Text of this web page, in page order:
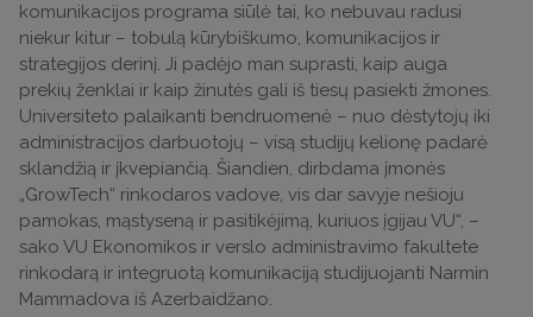
komunikacijos programa siūlė tai, ko nebuvau radusi
niekur kitur – tobulą kūrybiškumo, komunikacijos ir
strategijos derinį. Ji padėjo man suprasti, kaip auga
prekių ženklai ir kaip žinutės gali iš tiesų pasiekti žmones.
Universiteto palaikanti bendruomenė – nuo dėstytojų iki
administracijos darbuotojų – visą studijų kelionę padarė
sklandžią ir įkvepiančią. Šiandien, dirbdama įmonės
„GrowTech“ rinkodaros vadove, vis dar savyje nešioju
pamokas, mąstyseną ir pasitikėjimą, kuriuos įgijau VU“, –
sako VU Ekonomikos ir verslo administravimo fakultete
rinkodarą ir integruotą komunikaciją studijuojanti Narmin
Mammadova iš Azerbaidžano.